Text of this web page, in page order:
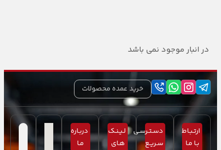
در انبار موجود نمی باشد
خرید عمده محصولات
ارتـبـاط
بـا مـا
دسـتـرسـی
سـریـع
لـیـنـک
هـای
دربـاره
مـا